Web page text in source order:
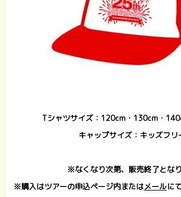
Tシャツサイズ：120cm・130cm・
キャップサイズ：キッズフリ
※なくなり次第、販売終了とな
※購入はツアーの申込ページ内またはメールに